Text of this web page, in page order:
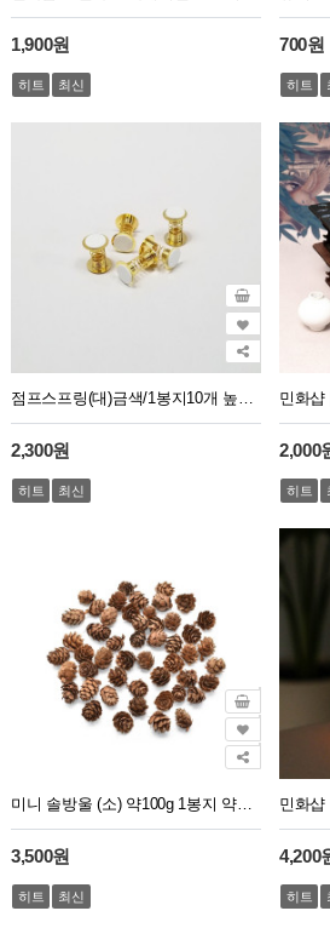
1,900원
히트 최신
700원
히트
점프스프링(대)금색/1봉지10개 높이3.5cm 원2.5cm
2,300원
히트 최신
2,000
히트
3,500원
히트 최신
4,200
히트